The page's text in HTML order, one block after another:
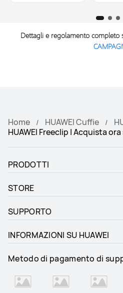
Dettagli e regolamento completo
Home HUAWEI Cuffie
HUAWEI Freeclip | Acquista
PRODOTTI
STORE
SUPPORTO
INFORMAZIONI SU HUAWEI
Metodo di pagamento di